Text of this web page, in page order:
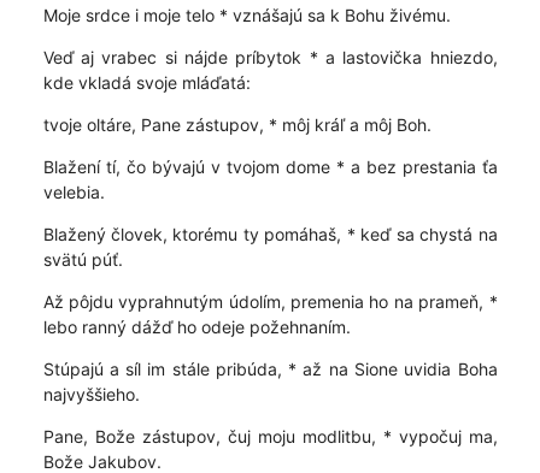
Moje srdce i moje telo * vznášajú sa k Bohu živému.
Veď aj vrabec si nájde príbytok * a lastovička hniezdo,
kde vkladá svoje mláďatá:
tvoje oltáre, Pane zástupov, * môj kráľ a môj Boh.
Blažení tí, čo bývajú v tvojom dome * a bez prestania ťa
velebia.
Blažený človek, ktorému ty pomáhaš, * keď sa chystá na
svätú púť.
Až pôjdu vyprahnutým údolím, premenia ho na prameň, *
lebo ranný dážď ho odeje požehnaním.
Stúpajú a síl im stále pribúda, * až na Sione uvidia Boha
najvyššieho.
Pane, Bože zástupov, čuj moju modlitbu, * vypočuj ma,
Bože Jakubov.